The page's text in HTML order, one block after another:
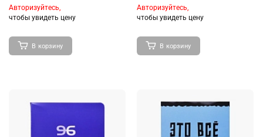
Авторизуйтесь,
чтобы увидеть цену
В корзину
Авторизуйтесь,
чтобы увидеть цену
В корзину